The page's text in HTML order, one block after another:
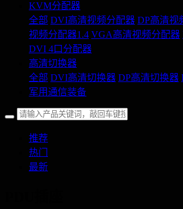
KVM分配器
全部 DVI高清视频分配器 DP高清视
视频分配器1.4 VGA高清视频分配器
DVI 4口分配器
高清切换器
全部 DVI高清切换器 DP高清切换器
军用通信装备
推荐
热门
最新